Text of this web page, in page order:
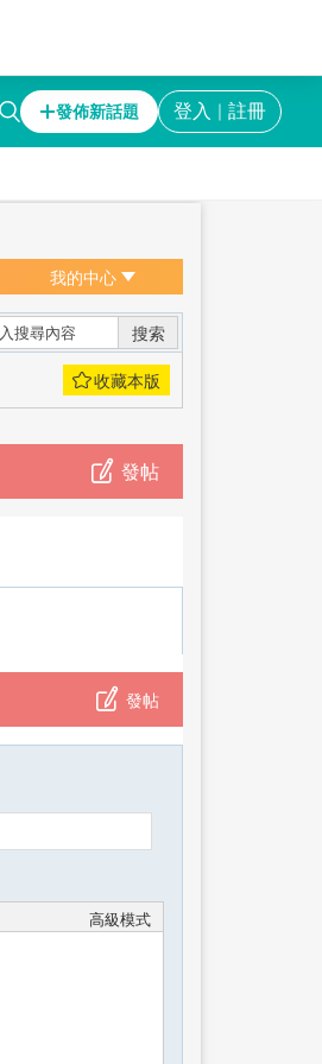
發佈新話題 登入 ｜ 註冊
我的中心
搜索
發帖
發帖
高級模式